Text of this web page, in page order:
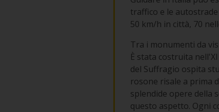
traffico e le
50 km/h in città, 70
Tra i monumenti da
È stata costruita
del Suffragio ospita
rosone risale a prima
splendide opere della
questo aspetto. Ogni